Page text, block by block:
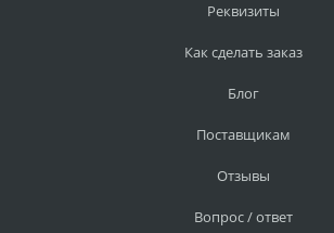
Реквизиты
Как сделать заказ
Блог
Поставщикам
Отзывы
Вопрос / ответ